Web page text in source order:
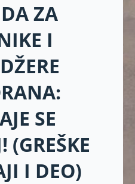
ZA
I
SE
(GREŠKE
I DEO)